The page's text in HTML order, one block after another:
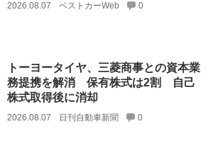
2026.08.07 ベストカーWeb 0
トーヨータイヤ、三菱商事との資本業
務提携を解消 保有株式は2割 自己
株式取得後に消却
2026.08.07 日刊自動車新聞 0